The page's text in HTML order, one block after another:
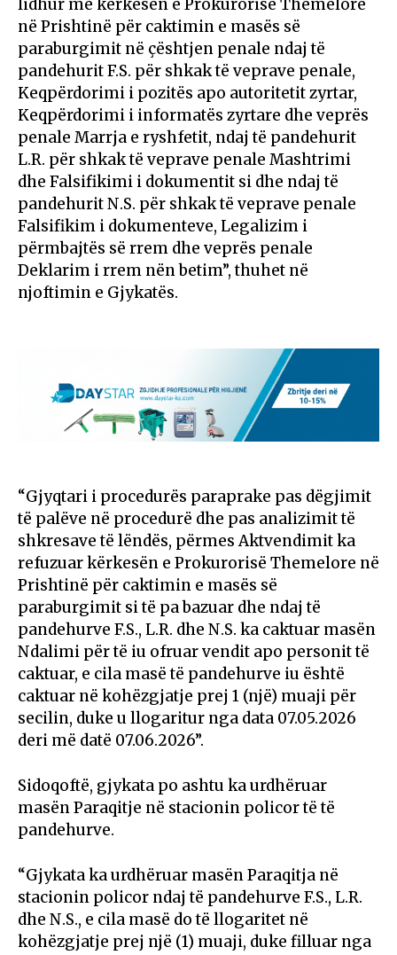
lidhur me kërkesën e Prokurorisë Themelore
në Prishtinë për caktimin e masës së
paraburgimit në çështjen penale ndaj të
pandehurit F.S. për shkak të veprave penale,
Keqpërdorimi i pozitës apo autoritetit zyrtar,
Keqpërdorimi i informatës zyrtare dhe veprës
penale Marrja e ryshfetit, ndaj të pandehurit
L.R. për shkak të veprave penale Mashtrimi
dhe Falsifikimi i dokumentit si dhe ndaj të
pandehurit N.S. për shkak të veprave penale
Falsifikim i dokumenteve, Legalizim i
përmbajtës së rrem dhe veprës penale
Deklarim i rrem nën betim”, thuhet në
njoftimin e Gjykatës.
“Gjyqtari i procedurës paraprake pas dëgjimit
të palëve në procedurë dhe pas analizimit të
shkresave të lëndës, përmes Aktvendimit ka
refuzuar kërkesën e Prokurorisë Themelore në
Prishtinë për caktimin e masës së
paraburgimit si të pa bazuar dhe ndaj të
pandehurve F.S., L.R. dhe N.S. ka caktuar masën
Ndalimi për të iu ofruar vendit apo personit të
caktuar, e cila masë të pandehurve iu është
caktuar në kohëzgjatje prej 1 (një) muaji për
secilin, duke u llogaritur nga data 07.05.2026
deri më datë 07.06.2026”.
Sidoqoftë, gjykata po ashtu ka urdhëruar
masën Paraqitje në stacionin policor të të
pandehurve.
“Gjykata ka urdhëruar masën Paraqitja në
stacionin policor ndaj të pandehurve F.S., L.R.
dhe N.S., e cila masë do të llogaritet në
kohëzgjatje prej një (1) muaji, duke filluar nga